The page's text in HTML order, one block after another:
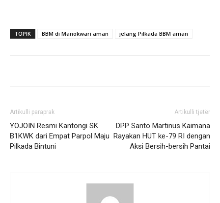
TOPIK BBM di Manokwari aman jelang Pilkada BBM aman
Artikulli paraprak
YOJOIN Resmi Kantongi SK
B1KWK dari Empat Parpol Maju
Pilkada Bintuni
Artikulli tjetër
DPP Santo Martinus Kaimana
Rayakan HUT ke-79 RI dengan
Aksi Bersih-bersih Pantai